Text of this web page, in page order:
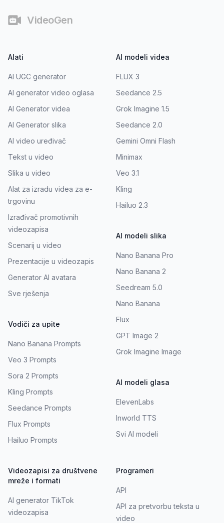
VideoGen
Alati
AI UGC generator
AI generator video oglasa
AI Generator videa
AI Generator slika
AI video uređivač
Tekst u video
Slika u video
Alat za izradu videa za e-
trgovinu
Izrađivač promotivnih
videozapisa
Scenarij u video
Prezentacije u videozapis
Generator AI avatara
Sve rješenja
Vodiči za upite
Nano Banana Prompts
Veo 3 Prompts
Sora 2 Prompts
Kling Prompts
Seedance Prompts
Flux Prompts
Hailuo Prompts
AI modeli videa
FLUX 3
Seedance 2.5
Grok Imagine 1.5
Seedance 2.0
Gemini Omni Flash
Minimax
Veo 3.1
Kling
Hailuo 2.3
AI modeli slika
Nano Banana Pro
Nano Banana 2
Seedream 5.0
Nano Banana
Flux
GPT Image 2
Grok Imagine Image
AI modeli glasa
ElevenLabs
Inworld TTS
Svi AI modeli
Videozapisi za društvene
mreže i formati
AI generator TikTok
videozapisa
Programeri
API
API za pretvorbu teksta u
video